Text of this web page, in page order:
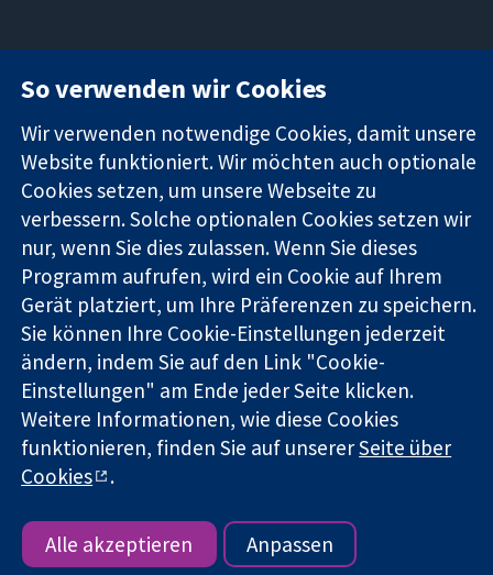
Zuverlässige
Evidenz
Informierte
Entscheidungen
Bessere
Gesundheit
11-13 Cavendish
London
W1G0AN
Vereinigtes
Königreich
Neuigkeiten
Pressestelle
Über uns
Cochrane
Library
Die Cochrane Collaboration ist eine gemeinützige Organisation
(Nr. 1045921) und in England und in Wales als eine Gesellschaft
mit beschränkter Haftung (Nr. 03044323) registriert.
Umsatzsteuer-Identifikationsnummer GB 718 2127 49.
Copyright © 2026 The Cochrane Collaboration
Bedingungen für die Webseite
So verwenden wir Cookies
Wir verwenden notwendige Cookies, damit unsere
Website funktioniert. Wir möchten auch optionale
Cookies setzen, um unsere Webseite zu
verbessern. Solche optionalen Cookies setzen wir
nur, wenn Sie dies zulassen. Wenn Sie dieses
Programm aufrufen, wird ein Cookie auf Ihrem
Gerät platziert, um Ihre Präferenzen zu speichern.
Sie können Ihre Cookie-Einstellungen jederzeit
ändern, indem Sie auf den Link "Cookie-
Einstellungen" am Ende jeder Seite klicken.
Weitere Informationen, wie diese Cookies
funktionieren, finden Sie auf unsererSeite über
Cookies
.
Alle akzeptieren Anpassen